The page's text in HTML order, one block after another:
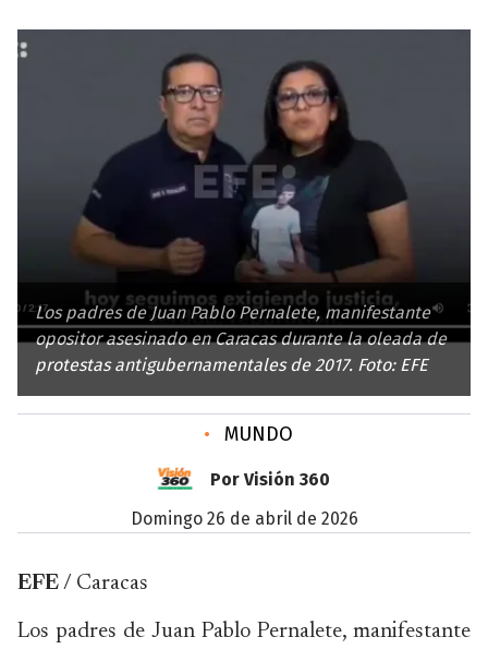
Los padres de Juan Pablo Pernalete, manifestante
opositor asesinado en Caracas durante la oleada de
protestas antigubernamentales de 2017. Foto: EFE
• MUNDO
Por Visión 360
domingo 26 de abril de 2026
EFE / Caracas
Los padres de Juan Pablo Pernalete, manifestante